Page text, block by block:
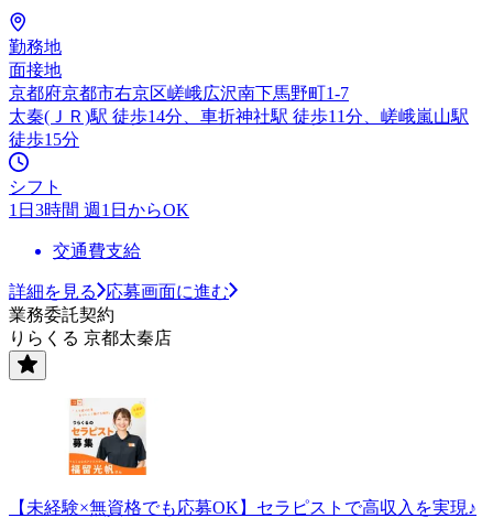
勤務地
面接地
京都府京都市右京区嵯峨広沢南下馬野町1-7
太秦(ＪＲ)駅 徒歩14分、車折神社駅 徒歩11分、嵯峨嵐山駅
徒歩15分
シフト
1日3時間 週1日からOK
交通費支給
詳細を見る
応募画面に進む
業務委託契約
りらくる 京都太秦店
【未経験×無資格でも応募OK】セラピストで高収入を実現♪